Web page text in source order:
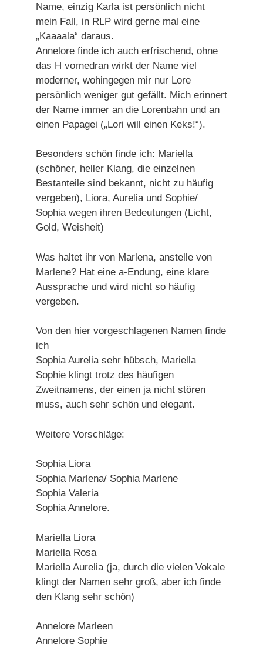
Name, einzig Karla ist persönlich nicht
mein Fall, in RLP wird gerne mal eine
„Kaaaala“ daraus.
Annelore finde ich auch erfrischend, ohne
das H vornedran wirkt der Name viel
moderner, wohingegen mir nur Lore
persönlich weniger gut gefällt. Mich erinnert
der Name immer an die Lorenbahn und an
einen Papagei („Lori will einen Keks!“).
Besonders schön finde ich: Mariella
(schöner, heller Klang, die einzelnen
Bestanteile sind bekannt, nicht zu häufig
vergeben), Liora, Aurelia und Sophie/
Sophia wegen ihren Bedeutungen (Licht,
Gold, Weisheit)
Was haltet ihr von Marlena, anstelle von
Marlene? Hat eine a-Endung, eine klare
Aussprache und wird nicht so häufig
vergeben.
Von den hier vorgeschlagenen Namen finde
ich
Sophia Aurelia sehr hübsch, Mariella
Sophie klingt trotz des häufigen
Zweitnamens, der einen ja nicht stören
muss, auch sehr schön und elegant.
Weitere Vorschläge:
Sophia Liora
Sophia Marlena/ Sophia Marlene
Sophia Valeria
Sophia Annelore.
Mariella Liora
Mariella Rosa
Mariella Aurelia (ja, durch die vielen Vokale
klingt der Namen sehr groß, aber ich finde
den Klang sehr schön)
Annelore Marleen
Annelore Sophie